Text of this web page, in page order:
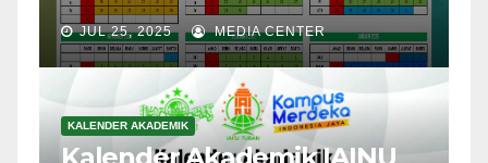
JUL 25, 2025 MEDIA CENTER
KALENDER AKADEMIK
Kalender Akademik IAINU